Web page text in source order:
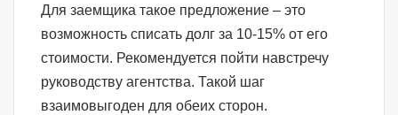
Для заемщика такое предложение – это
возможность списать долг за 10-15% от его
стоимости. Рекомендуется пойти навстречу
руководству агентства. Такой шаг
взаимовыгоден для обеих сторон.